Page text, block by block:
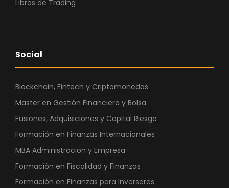
Libros de Trading
Social
Blockchain, Fintech y Criptomonedas
Master en Gestión Financiera y Bolsa
Fusiones, Adquisiciones y Capital Riesgo
Formación en Finanzas Internacionales
MBA Administracion y Empresa
Formación en Fiscalidad y Finanzas
Formación en Finanzas para Inversores